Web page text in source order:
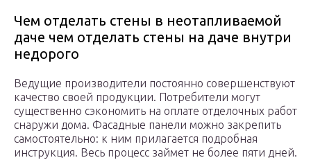
Чем отделать стены в неотапливаемой
даче чем отделать стены на даче внутри
недорого
Ведущие производители постоянно совершенствуют
качество своей продукции. Потребители могут
существенно сэкономить на оплате отделочных работ
снаружи дома. Фасадные панели можно закрепить
самостоятельно: к ним прилагается подробная
инструкция. Весь процесс займет не более пяти дней.